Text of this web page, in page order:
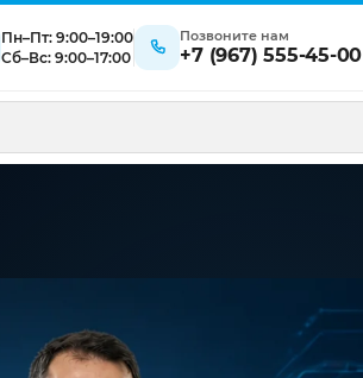
Пн–Пт: 9:00–19:00
Сб–Вс: 9:00–17:00
Позвоните нам
+7 (967) 555-45-00